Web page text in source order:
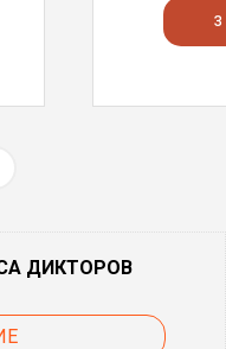
ДИКТОРОВ